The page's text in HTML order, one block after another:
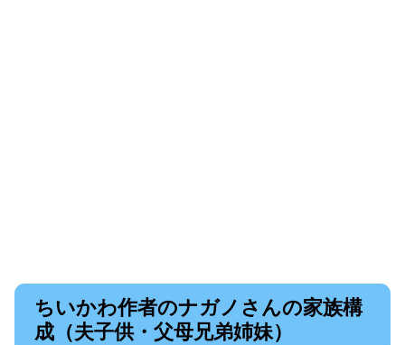
ちいかわ作者のナガノさんの家族構
成（夫子供・父母兄弟姉妹）